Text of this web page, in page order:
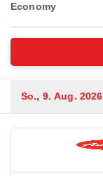
Economy
So., 9. Aug. 2026